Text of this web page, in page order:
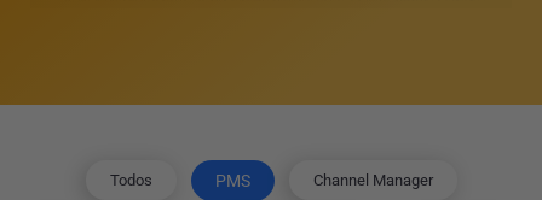
Todos PMS Channel Manager